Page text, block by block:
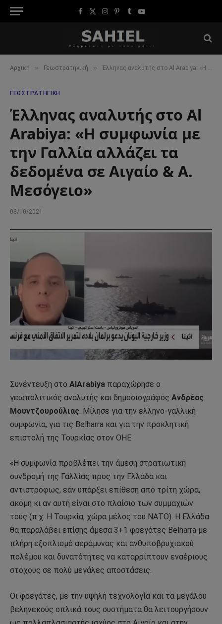
Facebook
X
Instagram
Pinterest
TumblrYouTube
Αρχική » Γεωστρατηγική » Έλληνας αναλυτής στο Al Arabiya: «Η συμφωνία με την Γαλλία αλλάζει τα δεδομένα σε Αιγαίο & Α. Μεσόγειο»
ΓΕΩΣΤΡΑΤΗΓΙΚΉ
Έλληνας αναλυτής στο Al
Arabiya: «Η συμφωνία με
την Γαλλία αλλάζει τα
δεδομένα σε Αιγαίο & Α.
Μεσόγειο»
08/10/2021
Συνέντευξη στο AlArabiya παραχώρησε ο
γεωπολιτικός αναλυτής και δημοσιογράφος Ανδρέας
Μουντζουρούλιας . Μίλησε για την ελληνο-γαλλική
συμφωνία, για τις Βelharra και για την προκλητική
επιστολή της Τουρκίας στον ΟΗΕ.
«Η συμφωνία προβλέπει την άμεση στρατιωτική
συνδρομή της Γαλλίας προς την Ελλάδα και
αντιστρόφως, εάν υπάρξει επίθεση από τρίτη χώρα,
ακόμη κι αν αυτή είναι στο πλαίσιο των συμμαχιών
τους (π.χ. Η Τουρκία, χώρα μέλος του ΝΑΤΟ). Η Ελλάδα
θα παραλάβει επίσης άμεσα 3+1 φρεγάτες Βelharra με
πλήρη εξοπλισμό αεράμυνας και ανθυποβρυχιακού
πολέμου και δυνατότητες να καταρρίπτουν εναέριους
στόχους σε πολύ μεγάλες αποστάσεις.
Οι φρεγάτες, με την υψηλή τεχνολογία και τα μεγάλου
βεληνεκούς οπλικά τους συστήματα θα λειτουργήσουν